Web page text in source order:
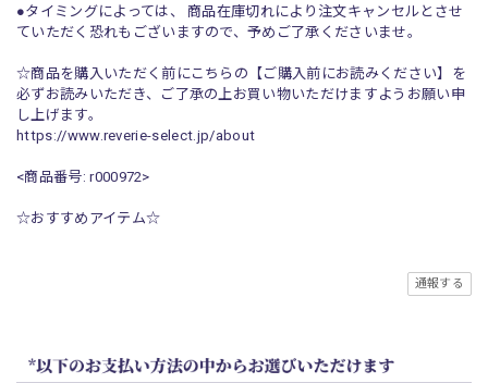
●タイミングによっては、 商品在庫切れにより注文キャンセルとさせ
ていただく恐れもございますので、予めご了承くださいませ。
☆商品を購入いただく前にこちらの【ご購入前にお読みください】を
必ずお読みいただき、ご了承の上お買い物いただけますようお願い申
し上げます。
https://www.reverie-select.jp/about
<商品番号: r000972>
☆おすすめアイテム☆
通報する